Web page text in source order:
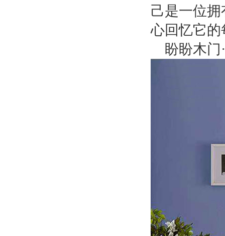
己是一位
心回忆它
盼盼木门